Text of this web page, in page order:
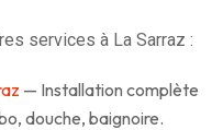
services à La Sarraz :
— Installation complète
douche, baignoire.